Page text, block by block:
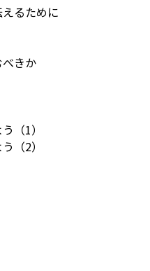
るために
きか
（1）
（2）